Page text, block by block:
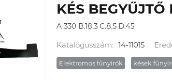
KÉS
A.330 B.18,3 C.8,5 D.45
Katalógusszám: 14-11015
Elektromos fűnyírók kések